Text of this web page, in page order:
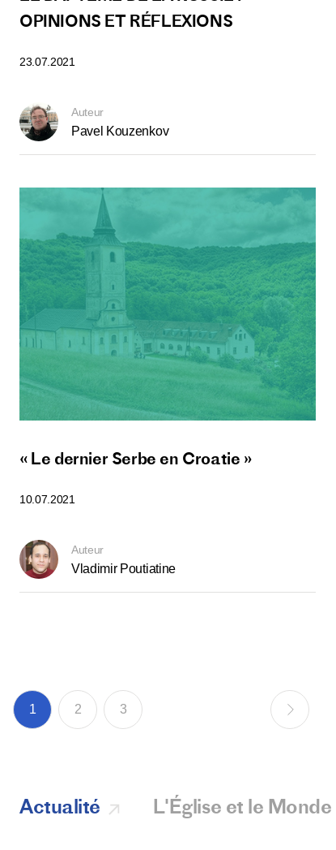
OPINIONS ET RÉFLEXIONS
23.07.2021
Auteur
Pavel Kouzenkov
« Le dernier Serbe en Croatie »
10.07.2021
Auteur
Vladimir Poutiatine
1 2 3
Actualité L'Église et le Monde